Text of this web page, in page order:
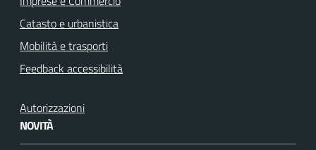
Catasto e urbanistica
Mobilità e trasporti
Feedback accessibilità
Autorizzazioni
NOVITÀ